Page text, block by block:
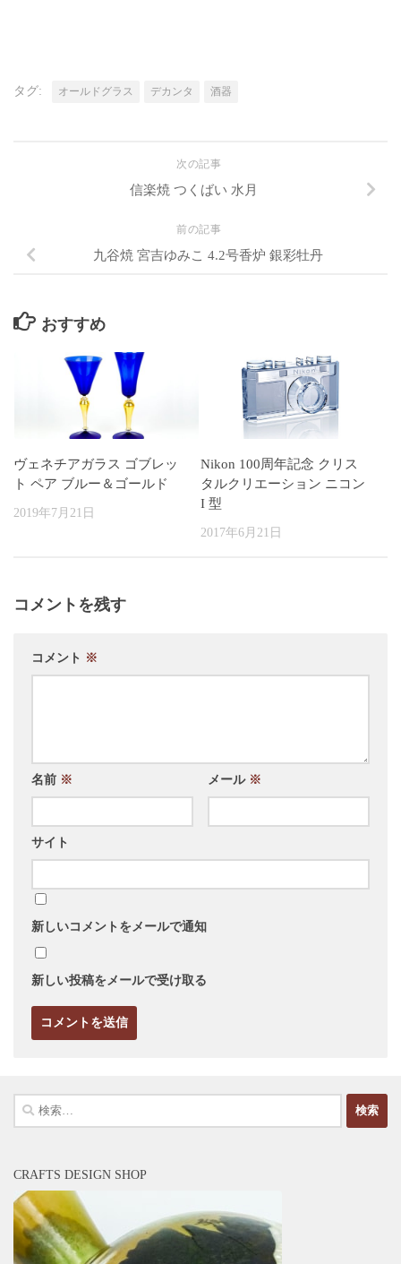
タグ: オールドグラス デカンタ 酒器
次の記事
信楽焼 つくばい 水月
前の記事
九谷焼 宮吉ゆみこ 4.2号香炉 銀彩牡丹
おすすめ
ヴェネチアガラス ゴブレッ
ト ペア ブルー＆ゴールド
2019年7月21日
Nikon 100周年記念 クリス
タルクリエーション ニコン
I 型
2017年6月21日
コメントを残す
コメント ※
名前 ※ メール ※
サイト
新しいコメントをメールで通知
新しい投稿をメールで受け取る
検
索:
CRAFTS DESIGN SHOP